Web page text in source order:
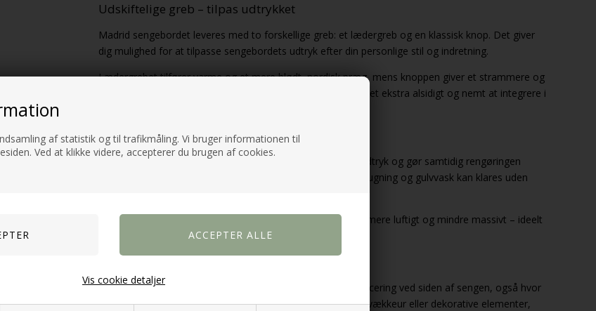
af statistik og til trafikmåling. Vi bruger informationen til
Ved at klikke videre, accepterer du brugen af cookies.
Vis cookie detaljer
Udskiftelige greb – tilpas udtrykket
Madrid sengebordet leveres med to forskellige greb: et lædergreb og en klassisk knop. Det giver
dig mulighed for at tilpasse sengebordets udtryk efter din personlige stil og indretning.
Lædergrebet tilfører varme og et mere blødt, nordisk præg, mens knoppen giver et strammere og
mere minimalistisk udtryk. Denne fleksibilitet gør sengebordet ekstra alsidigt og nemt at integrere i
Hævede ben – let og rengøringsvenligt
Sengebordets hævede ben giver møblet et let og elegant udtryk og gør samtidig rengøringen
nemmere. Der er god frihøjde under sengebordet, så støvsugning og gulvvask kan klares uden
De hævede ben bidrager også til, at sengebordet fremstår mere luftigt og mindre massivt – ideelt
til både små og større soveværelser.
Med sine kompakte mål er Madrid sengebordet ideelt til placering ved siden af sengen, også hvor
pladsen er begrænset. Bordpladen giver plads til en lampe, vækkeur eller dekorative elementer,